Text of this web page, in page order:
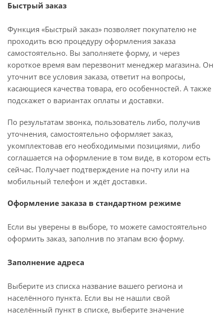
Быстрый заказ
Функция «Быстрый заказ» позволяет покупателю не
проходить всю процедуру оформления заказа
самостоятельно. Вы заполняете форму, и через
короткое время вам перезвонит менеджер магазина. Он
уточнит все условия заказа, ответит на вопросы,
касающиеся качества товара, его особенностей. А также
подскажет о вариантах оплаты и доставки.
По результатам звонка, пользователь либо, получив
уточнения, самостоятельно оформляет заказ,
укомплектовав его необходимыми позициями, либо
соглашается на оформление в том виде, в котором есть
сейчас. Получает подтверждение на почту или на
мобильный телефон и ждёт доставки.
Оформление заказа в стандартном режиме
Если вы уверены в выборе, то можете самостоятельно
оформить заказ, заполнив по этапам всю форму.
Заполнение адреса
Выберите из списка название вашего региона и
населённого пункта. Если вы не нашли свой
населённый пункт в списке, выберите значение